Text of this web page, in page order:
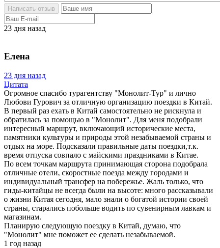
23 дня назад
Елена
23 дня назад
Цитата
Огромное спасибо турагентству "Монолит-Тур" и лично
Любови Гурович за отличную организацию поездки в Китай.
В первый раз ехать в Китай самостоятельно не рискнула и
обратилась за помощью в "Монолит". Для меня подобрали
интересный маршрут, включающий исторические места,
памятники культуры и природы этой незабываемой страны и
отдых на море. Подсказали правильные даты поездки,т.к.
время отпуска совпало с майскими праздниками в Китае.
По всем точкам маршрута принимающая сторона подобрала
отличные отели, скоростные поезда между городами и
индивидуальный трансфер на побережье. Жаль только, что
гиды-китайцы не всегда были на высоте: много рассказывали
о жизни Китая сегодня, мало знали о богатой истории своей
страны, старались побольше водить по сувенирным лавкам и
магазинам.
Планирую следующую поездку в Китай, думаю, что
"Монолит" мне поможет ее сделать незабываемой.
1 год назад